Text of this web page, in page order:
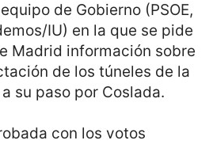
de Gobierno (PSOE,
IU) en la que se pide
Madrid información sobre
de los túneles de la
su paso por Coslada.
con los votos